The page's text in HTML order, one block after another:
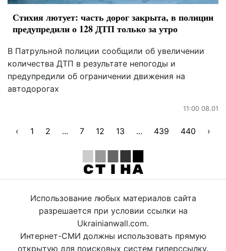
Стихия лютует: часть дорог закрыта, в полиции
предупредили о 128 ДТП только за утро
В Патрульной полиции сообщили об увеличении
количества ДТП в результате непогоды и
предупредили об ограничении движения на
автодорогах
11:00 08.01
‹ 1 2 ... 7 12 13 ... 439 440 ›
Использование любых материалов сайта
разрешается при условии ссылки на
Ukrainianwall.com.
Интернет-СМИ должны использовать прямую
открытую для поисковых систем гиперссылку.